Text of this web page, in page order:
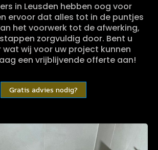
in Leusden hebben oog voor
ervoor dat alles tot in de puntjes
het voorwerk tot de afwerking,
zorgvuldig door. Bent u
wij voor uw project kunnen
een vrijblijvende offerte aan!
Gratis advies nodig?